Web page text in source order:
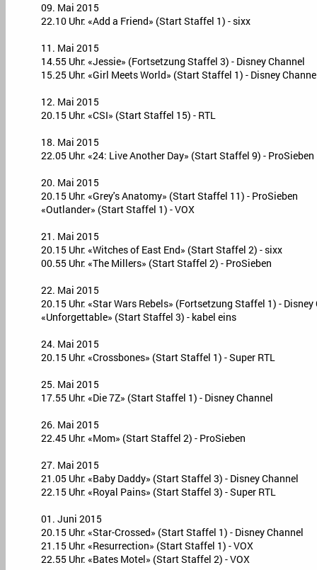
09. Mai 2015
22.10 Uhr: «Add a Friend» (Start Staffel 1) - sixx
11. Mai 2015
14.55 Uhr: «Jessie» (Fortsetzung Staffel 3) - Disney Channel
15.25 Uhr: «Girl Meets World» (Start Staffel 1) - Disney
12. Mai 2015
20.15 Uhr: «CSI» (Start Staffel 15) - RTL
18. Mai 2015
22.05 Uhr: «24: Live Another Day» (Start Staffel 9) - ProSieben
20. Mai 2015
20.15 Uhr: «Grey's Anatomy» (Start Staffel 11) - ProSieben
«Outlander» (Start Staffel 1) - VOX
21. Mai 2015
20.15 Uhr: «Witches of East End» (Start Staffel 2) - sixx
00.55 Uhr: «The Millers» (Start Staffel 2) - ProSieben
22. Mai 2015
20.15 Uhr: «Star Wars Rebels» (Fortsetzung Staffel 1) - Disney
«Unforgettable» (Start Staffel 3) - kabel eins
24. Mai 2015
20.15 Uhr: «Crossbones» (Start Staffel 1) - Super RTL
25. Mai 2015
17.55 Uhr: «Die 7Z» (Start Staffel 1) - Disney Channel
26. Mai 2015
22.45 Uhr: «Mom» (Start Staffel 2) - ProSieben
27. Mai 2015
21.05 Uhr: «Baby Daddy» (Start Staffel 3) - Disney Channel
22.15 Uhr: «Royal Pains» (Start Staffel 3) - Super RTL
01. Juni 2015
20.15 Uhr: «Star-Crossed» (Start Staffel 1) - Disney Channel
21.15 Uhr: «Resurrection» (Start Staffel 1) - VOX
22.55 Uhr: «Bates Motel» (Start Staffel 2) - VOX